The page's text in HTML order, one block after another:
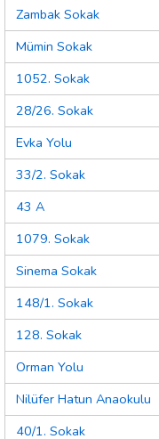
Zambak Sokak
Mümin Sokak
1052. Sokak
28/26. Sokak
Evka Yolu
33/2. Sokak
43 A
1079. Sokak
Sinema Sokak
148/1. Sokak
128. Sokak
Orman Yolu
Nilüfer Hatun Anaokulu
40/1. Sokak